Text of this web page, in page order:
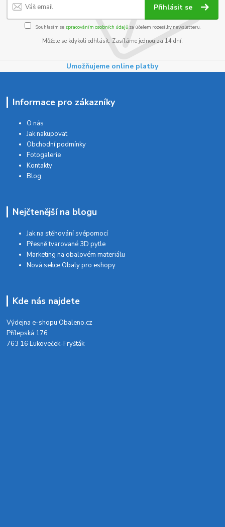
Přihlásit se
Souhlasím se zpracováním osobních údajůza účelem rozesílky newsletteru.
Můžete se kdykoli odhlásit. Zasíláme jednou za 14 dní.
Umožňujeme online platby
Informace pro zákazníky
O nás
Jak nakupovat
Obchodní podmínky
Fotogalerie
Kontakty
Blog
Nejčtenější na blogu
Jak na stěhování svépomocí
Přesně tvarované 3D pytle
Marketing na obalovém materiálu
Nová sekce Obaly pro eshopy
Kde nás najdete
Výdejna e-shopu Obaleno.cz
Přílepská 176
763 16 Lukoveček-Fryšták